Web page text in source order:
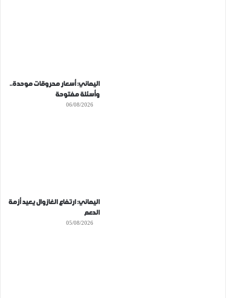
اليماني: أسعار محروقات موحدة..
وأسئلة مفتوحة
06/08/2026
اليماني: ارتفاع الغازوال يعيد أزمة
الدعم
05/08/2026